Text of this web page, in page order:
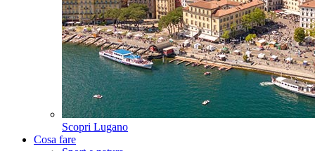
Scopri Lugano
Cosa fare